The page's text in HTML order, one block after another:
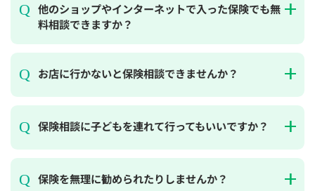
他のショップやインターネットで入った保険でも無
料相談できますか？
お店に行かないと保険相談できませんか？
保険相談に子どもを連れて行ってもいいですか？
保険を無理に勧められたりしませんか？